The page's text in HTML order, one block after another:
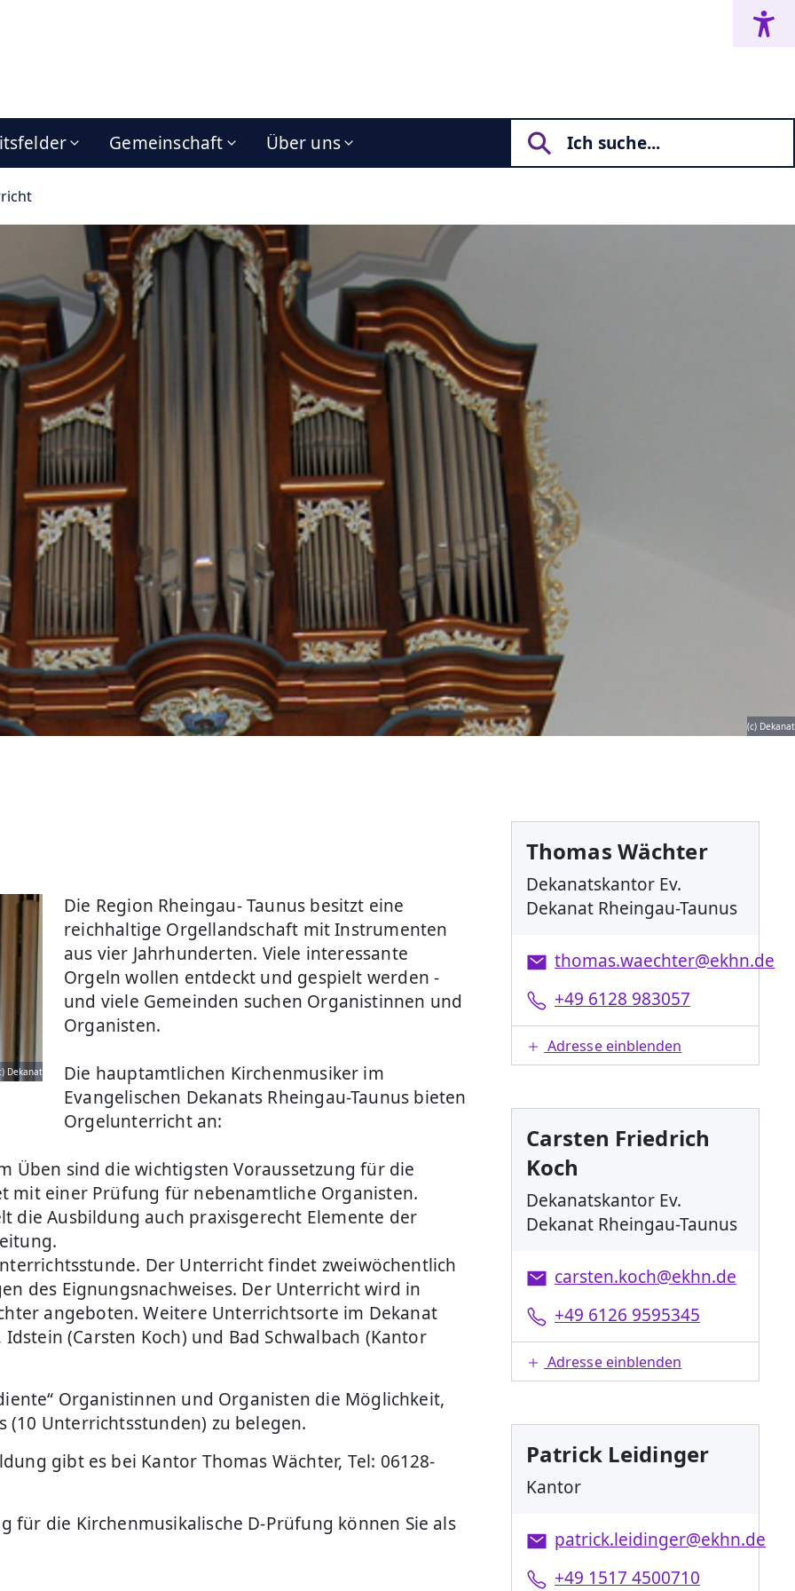
Gemeinschaft Über uns
(c) Dekanat
Dekanat
Die Region Rheingau- Taunus besitzt eine
reichhaltige Orgellandschaft mit Instrumenten
aus vier Jahrhunderten. Viele interessante
Orgeln wollen entdeckt und gespielt werden -
und viele Gemeinden suchen Organistinnen und
Organisten.
Die hauptamtlichen Kirchenmusiker im
Evangelischen Dekanats Rheingau-Taunus bieten
Orgelunterricht an:
Üben sind die wichtigsten Voraussetzung für die
mit einer Prüfung für nebenamtliche Organisten.
Ausbildung auch praxisgerecht Elemente der
Der Unterricht findet zweiwöchentlich
des Eignungsnachweises. Der Unterricht wird in
angeboten. Weitere Unterrichtsorte im Dekanat
(Carsten Koch) und Bad Schwalbach (Kantor
Organistinnen und Organisten die Möglichkeit,
(10 Unterrichtsstunden) zu belegen.
gibt es bei Kantor Thomas Wächter, Tel: 06128-
für die Kirchenmusikalische D-Prüfung können Sie als
Thomas Wächter
Dekanatskantor Ev.
Dekanat Rheingau-Taunus
thomas.waechter@ekhn.de
+49 6128 983057
Adresse einblenden
Carsten Friedrich
Koch
Dekanatskantor Ev.
Dekanat Rheingau-Taunus
carsten.koch@ekhn.de
+49 6126 9595345
Adresse einblenden
Patrick Leidinger
Kantor
patrick.leidinger@ekhn.de
+49 1517 4500710